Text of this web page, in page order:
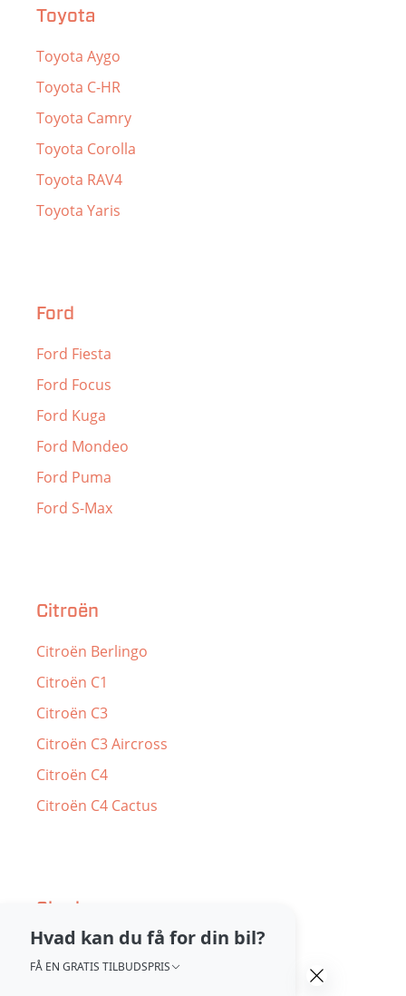
Toyota
Toyota Aygo
Toyota C-HR
Toyota Camry
Toyota Corolla
Toyota RAV4
Toyota Yaris
Ford
Ford Fiesta
Ford Focus
Ford Kuga
Ford Mondeo
Ford Puma
Ford S-Max
Citroën
Citroën Berlingo
Citroën C1
Citroën C3
Citroën C3 Aircross
Citroën C4
Citroën C4 Cactus
Skoda
Skoda Fabia
Hvad kan du få for din bil?
FÅ EN GRATIS TILBUDSPRIS